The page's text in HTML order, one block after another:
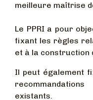
meilleure maîtrise
Le PPRI a pour
fixant les règles
et à la construction
Il peut également
existants.